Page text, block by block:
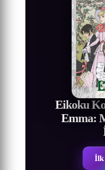
Eikoku
Emma:
İlk